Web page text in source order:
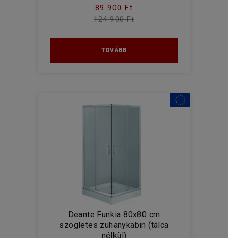
89 900 Ft
124 900 Ft
TOVÁBB
Deante Funkia 80x80 cm
szögletes zuhanykabin (tálca
nélkül)